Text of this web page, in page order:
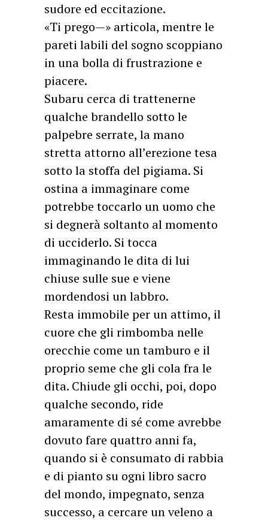
sudore ed eccitazione.
«Ti prego—» articola, mentre le
pareti labili del sogno scoppiano
in una bolla di frustrazione e
piacere.
Subaru cerca di trattenerne
qualche brandello sotto le
palpebre serrate, la mano
stretta attorno all’erezione tesa
sotto la stoffa del pigiama. Si
ostina a immaginare come
potrebbe toccarlo un uomo che
si degnerà soltanto al momento
di ucciderlo. Si tocca
immaginando le dita di lui
chiuse sulle sue e viene
mordendosi un labbro.
Resta immobile per un attimo, il
cuore che gli rimbomba nelle
orecchie come un tamburo e il
proprio seme che gli cola fra le
dita. Chiude gli occhi, poi, dopo
qualche secondo, ride
amaramente di sé come avrebbe
dovuto fare quattro anni fa,
quando si è consumato di rabbia
e di pianto su ogni libro sacro
del mondo, impegnato, senza
successo, a cercare un veleno a